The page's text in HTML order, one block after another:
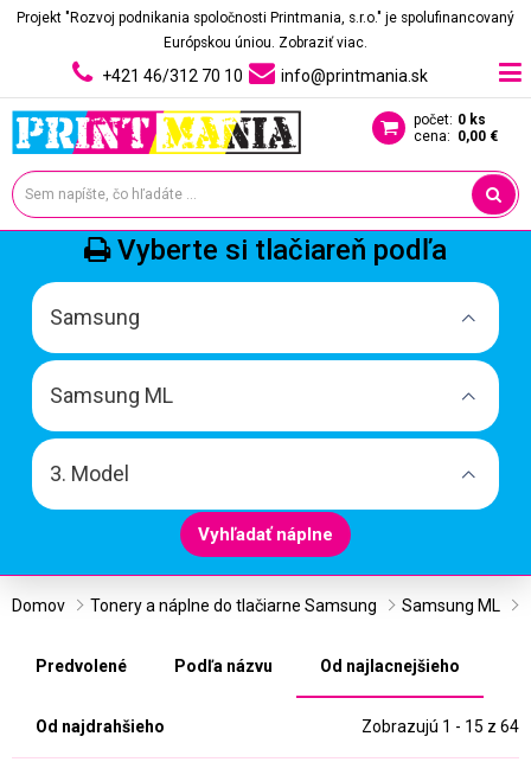
Projekt "Rozvoj podnikania spoločnosti Printmania, s.r.o." je spolufinancovaný
Európskou úniou. Zobraziť viac.
+421 46/312 70 10 info@printmania.sk
počet: 0 ks
cena: 0,00 €
Vyberte si tlačiareň podľa
Samsung
Samsung ML
3. Model
Vyhľadať náplne
Domov Tonery a náplne do tlačiarne Samsung Samsung ML
Predvolené Podľa názvu Od najlacnejšieho
Od najdrahšieho Zobrazujú 1 - 15 z 64